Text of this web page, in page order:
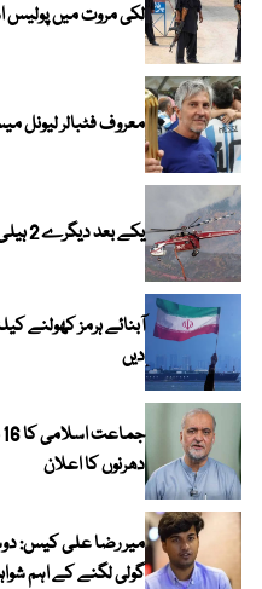
لکی مروت میں پولیس
معروف فٹبالر لیونل
یکے بعد دیگرے 2 ہیلی کاپٹر گر کر تباہ؛ متعدد ہلاکتیں
دیں
دھرنوں کا اعلان
میر رضا علی کیس:
گولی لگنے کے اہم